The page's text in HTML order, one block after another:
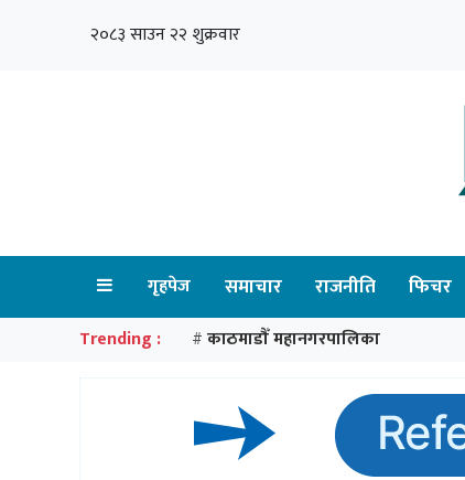
२०८३ साउन २२ शुक्रवार
गृहपेज समाचार राजनीति फिचर
Trending : # काठमाडौँ महानगरपालिका